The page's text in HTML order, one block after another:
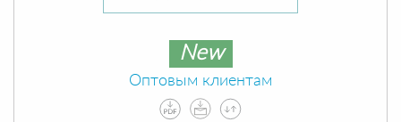
New
Оптовым клиентам